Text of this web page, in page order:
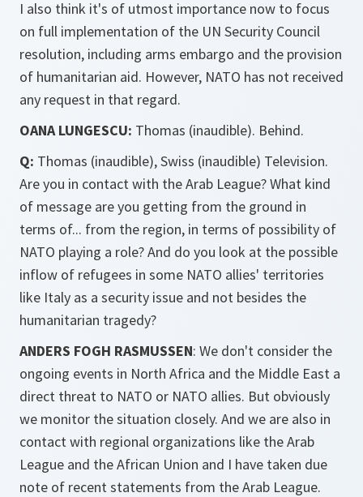
I also think it's of utmost importance now to focus
on full implementation of the UN Security Council
resolution, including arms embargo and the provision
of humanitarian aid. However, NATO has not received
any request in that regard.
OANA LUNGESCU: Thomas (inaudible). Behind.
Q: Thomas (inaudible), Swiss (inaudible) Television.
Are you in contact with the Arab League? What kind
of message are you getting from the ground in
terms of... from the region, in terms of possibility of
NATO playing a role? And do you look at the possible
inflow of refugees in some NATO allies' territories
like Italy as a security issue and not besides the
humanitarian tragedy?
ANDERS FOGH RASMUSSEN: We don't consider the
ongoing events in North Africa and the Middle East a
direct threat to NATO or NATO allies. But obviously
we monitor the situation closely. And we are also in
contact with regional organizations like the Arab
League and the African Union and I have taken due
note of recent statements from the Arab League.